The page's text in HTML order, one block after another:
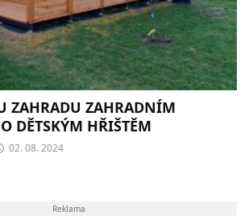
ZAHRADU ZAHRADNÍM
DĚTSKÝM HŘIŠTĚM
02. 08. 2024
Reklama